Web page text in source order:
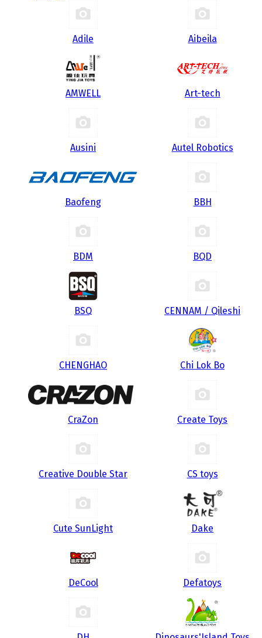
Adile Aibeila
AMWELL Art-tech
Ausini Autel Robotics
Baofeng BBH
BDM BQD
BSQ CENNAM / Qileshi
CHENGHAO Chi Lok Bo
CraZon Create Toys
Creative Double Star CS toys
Cute SunLight Dake
DeCool Defatoys